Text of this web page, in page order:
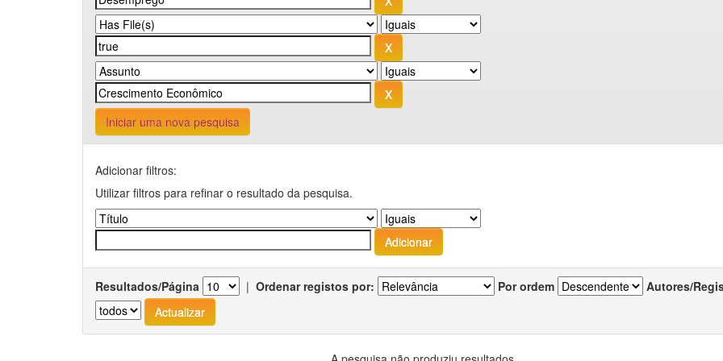
Iniciar uma nova pesquisa
Adicionar filtros:
Utilizar filtros para refinar o resultado da pesquisa.
Resultados/Página | Ordenar registos por: Por ordem Autores/